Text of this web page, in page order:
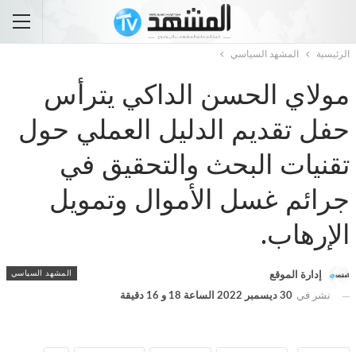
الرئيسية المشهد السياسي
مولاي الحسن الداكي يترأس
حفل تقديم الدليل العملي حول
تقنيات البحث والتحقيق في
جرائم غسل الأموال وتمويل
الإرهاب.
المشهد السياسي إدارة الموقع
نشر في 30 ديسمبر 2022 الساعة 18 و 16 دقيقة